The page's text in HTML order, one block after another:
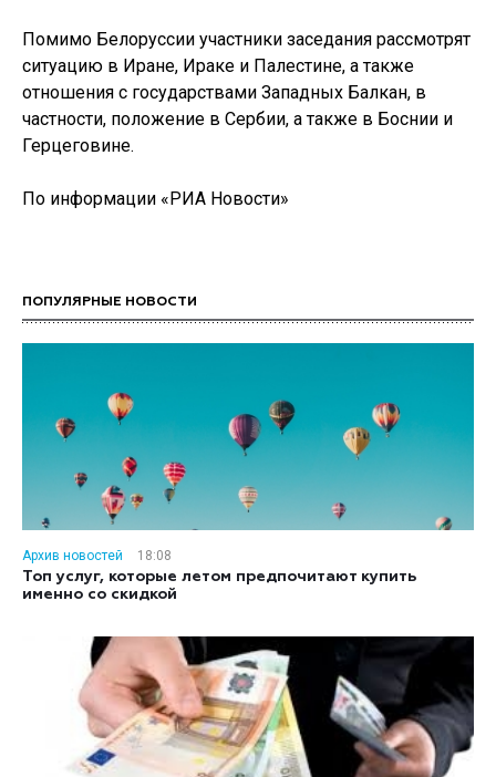
Помимо Белоруссии участники заседания рассмотрят
ситуацию в Иране, Ираке и Палестине, а также
отношения с государствами Западных Балкан, в
частности, положение в Сербии, а также в Боснии и
Герцеговине.
По информации «РИА Новости»
ПОПУЛЯРНЫЕ НОВОСТИ
Архив новостей
18:08
Топ услуг, которые летом предпочитают купить
именно со скидкой